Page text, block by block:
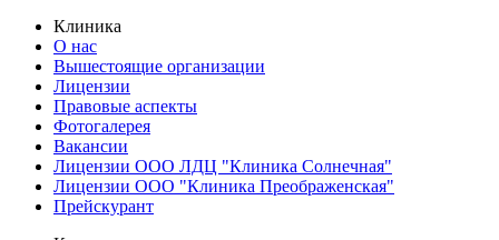
Клиника
О нас
Вышестоящие организации
Лицензии
Правовые аспекты
Фотогалерея
Вакансии
Лицензии ООО ЛДЦ "Клиника Солнечная"
Лицензии ООО "Клиника Преображенская"
Прейскурант